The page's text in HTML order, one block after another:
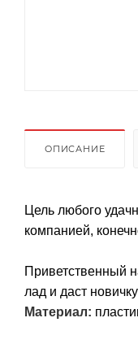
ОПИСАНИЕ
Цель любого
компанией,
Приветственный
лад и даст
Материал: